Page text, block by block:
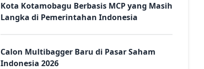
Kota Kotamobagu Berbasis MCP yang Masih
Langka di Pemerintahan Indonesia
Calon Multibagger Baru di Pasar Saham
Indonesia 2026